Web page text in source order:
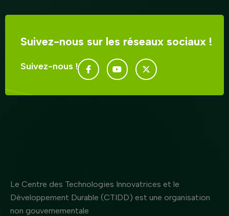
Suivez-nous sur les réseaux sociaux !
Suivez-nous !
Le Centre des Technologies Innovatrices et le
Développement Durable (CTIDD) est une organisation
non gouvernementale